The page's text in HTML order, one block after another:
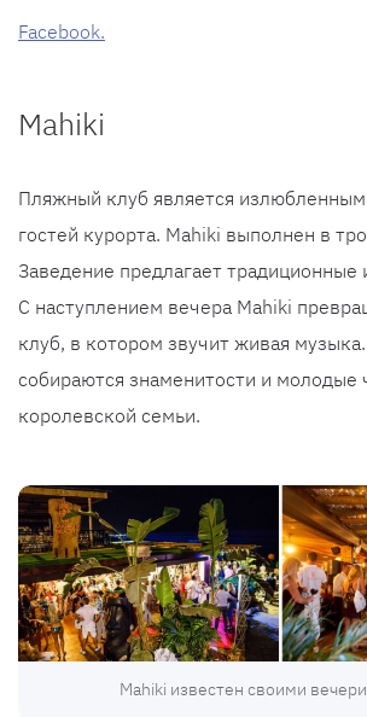
Facebook.
Mahiki
Пляжный клуб является
гостей курорта. Mahiki выполнен в
Заведение предлагает традиционные
С наступлением вечера Mahiki
клуб, в котором звучит живая
собираются знаменитости и молодые
королевской семьи.
Mahiki известен своими